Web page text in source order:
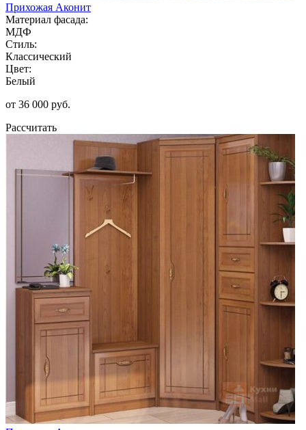
Прихожая Аконит
Материал фасада:
МДФ
Стиль:
Классический
Цвет:
Белый
от 36 000 руб.
Рассчитать